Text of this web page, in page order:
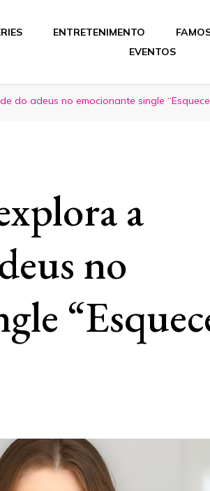
ENTRETENIMENTO
EVENTOS
do adeus no emocionante single
a
no